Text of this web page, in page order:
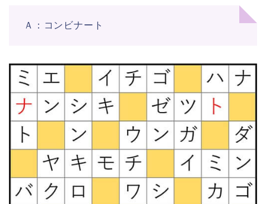
Ａ：コンビナート